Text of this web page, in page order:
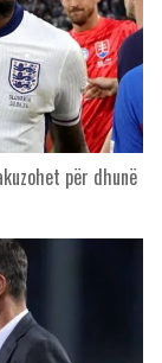
për dhunë